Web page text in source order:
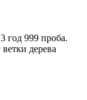
год 999 проба.
дерева